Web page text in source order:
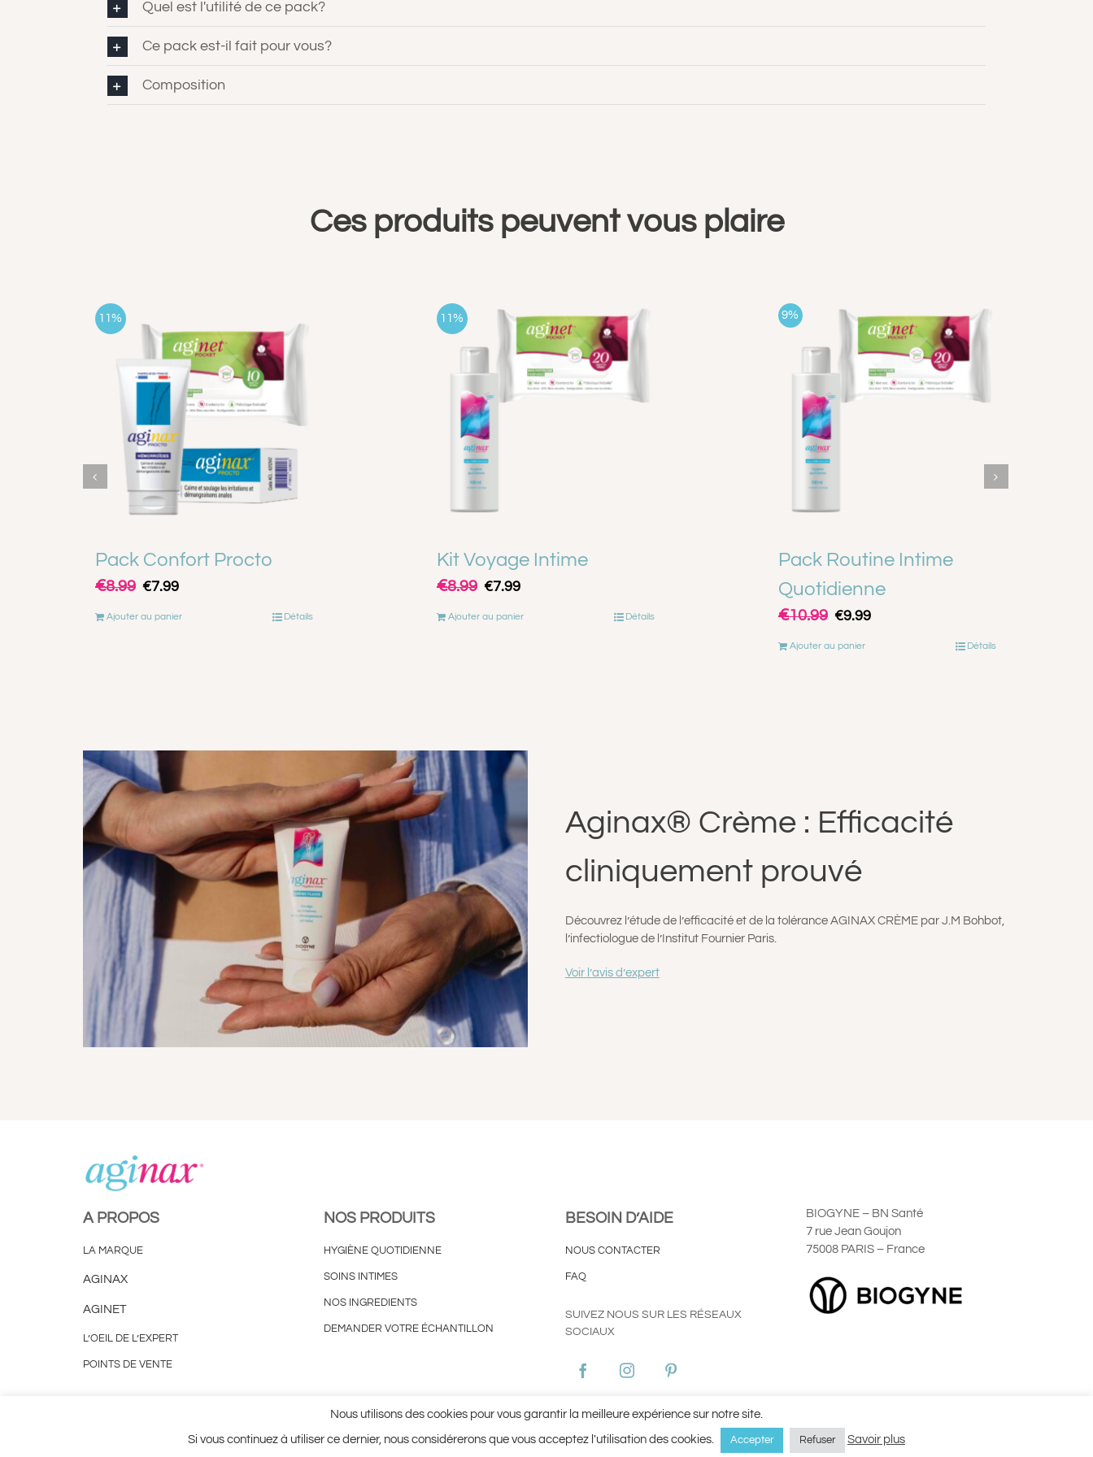
Quel est l'utilité de ce pack?
Ce pack est-il fait pour vous?
Composition
Ces produits peuvent vous plaire
11%
Pack Confort Procto
€8.99
Le
prix
était :
€7.99Le
prix
est :
Ajouter au panier Détails
11%
Kit Voyage Intime
€8.99
Le
prix
était :
€7.99Le
prix
est :
Ajouter au panier Détails
9%
Pack Routine Intime
Quotidienne
€10.99
Le
prix
était :
€9.99Le
prix
Ajouter au panier Détails
Aginax® Crème : Efficacité
cliniquement prouvé
Découvrez l’étude de l’efficacité et de la tolérance AGINAX CRÈME par J.M Bohbot,
l’infectiologue de l’Institut Fournier Paris.
Voir l’avis d’expert
A PROPOS
LA MARQUE
AGINAX
AGINET
L’OEIL DE L’EXPERT
POINTS DE VENTE
NOS PRODUITS
HYGIÈNE QUOTIDIENNE
SOINS INTIMES
NOS INGREDIENTS
DEMANDER VOTRE ÉCHANTILLON
BESOIN D’AIDE
NOUS CONTACTER
FAQ
SUIVEZ NOUS SUR LES RÉSEAUX
SOCIAUX
BIOGYNE – BN Santé
7 rue Jean Goujon
75008 PARIS – France
Utilisation des Cookies Conditions Générales d’Utilisation ©Aginax 2022 Conditions Générales de Vente
Nous utilisons des cookies pour vous garantir la meilleure expérience sur notre site.
Si vous continuez à utiliser ce dernier, nous considérerons que vous acceptez l'utilisation des cookies. Accepter Refuser Savoir plus